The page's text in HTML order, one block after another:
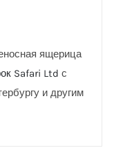
ящерица
Safari Ltd с
и другим